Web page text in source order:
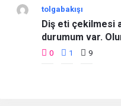
tolgabakışı
Diş eti çekilmesi
durumum var.
0 1 9